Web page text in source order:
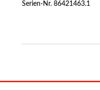
Serien-Nr. 86421463.1